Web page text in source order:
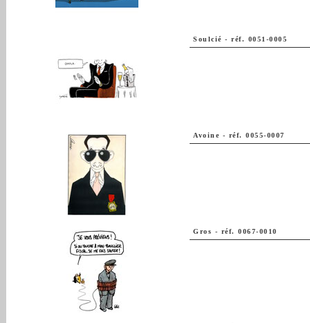
Soulcié - réf. 0051-0005
Avoine - réf. 0055-0007
Gros - réf. 0067-0010